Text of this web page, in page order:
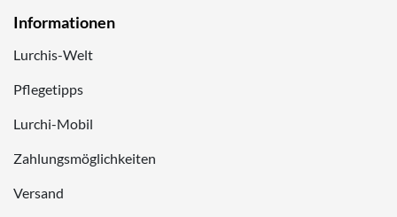
Informationen
Lurchis-Welt
Pflegetipps
Lurchi-Mobil
Zahlungsmöglichkeiten
Versand